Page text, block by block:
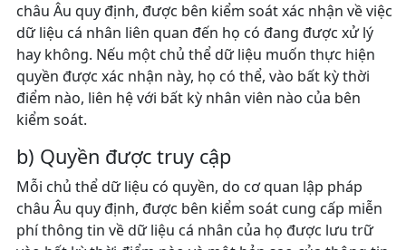
châu Âu quy định, được bên kiểm soát xác nhận về việc
dữ liệu cá nhân liên quan đến họ có đang được xử lý
hay không. Nếu một chủ thể dữ liệu muốn thực hiện
quyền được xác nhận này, họ có thể, vào bất kỳ thời
điểm nào, liên hệ với bất kỳ nhân viên nào của bên
kiểm soát.
b) Quyền được truy cập
Mỗi chủ thể dữ liệu có quyền, do cơ quan lập pháp
châu Âu quy định, được bên kiểm soát cung cấp miễn
phí thông tin về dữ liệu cá nhân của họ được lưu trữ